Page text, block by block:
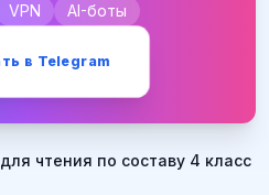
VPN AI-боты
в Telegram
чтения по составу 4 класс